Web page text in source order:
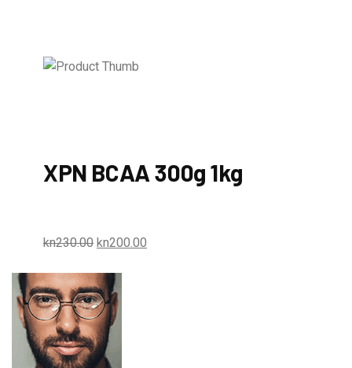
XPN BCAA 300g 1kg
kn230.00 kn200.00